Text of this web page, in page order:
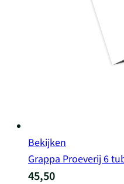
Bekijken
Grappa Proeverij 6
45,50